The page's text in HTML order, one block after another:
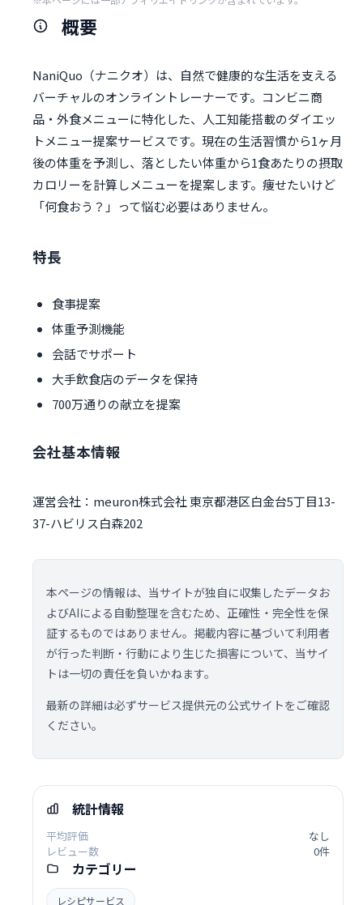
概要
NaniQuo（ナニクオ）は、自然で健康的な生活を支える
バーチャルのオンライントレーナーです。コンビニ商
品・外食メニューに特化した、人工知能搭載のダイエッ
トメニュー提案サービスです。現在の生活習慣から1ヶ月
後の体重を予測し、落としたい体重から1食あたりの摂取
カロリーを計算しメニューを提案します。痩せたいけど
「何食おう？」って悩む必要はありません。
特長
食事提案
体重予測機能
会話でサポート
大手飲食店のデータを保持
700万通りの献立を提案
会社基本情報
運営会社：meuron株式会社 東京都港区白金台5丁目13-
37-ハビリス白森202
本ページの情報は、当サイトが独自に収集したデータお
よびAIによる自動整理を含むため、正確性・完全性を保
証するものではありません。掲載内容に基づいて利用者
が行った判断・行動により生じた損害について、当サイ
トは一切の責任を負いかねます。
最新の詳細は必ずサービス提供元の公式サイトをご確認
ください。
統計情報
平均評価
なし
レビュー数
0件
カテゴリー
レシピサービス